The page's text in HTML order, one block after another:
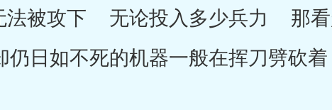
法被攻下 无论投入多少兵力 那看
日如不死的机器一般在挥刀劈砍着